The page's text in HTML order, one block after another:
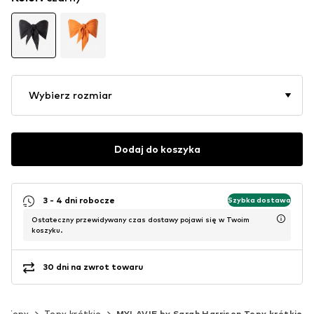
Wybierz rozmiar
Dodaj do koszyka
3 - 4 dni robocze Szybka dostawa
Ostateczny przewidywany czas dostawy pojawi się w Twoim
koszyku.
30 dni na zwrot towaru